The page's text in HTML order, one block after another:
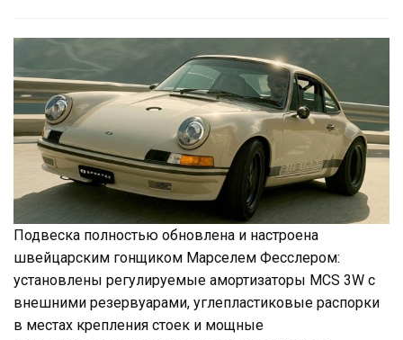
Подвеска полностью обновлена и настроена
швейцарским гонщиком Марселем Фесслером:
установлены регулируемые амортизаторы MCS 3W с
внешними резервуарами, углепластиковые распорки
в местах крепления стоек и мощные